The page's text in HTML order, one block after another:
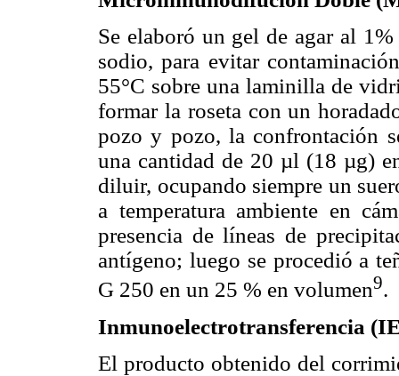
Se elaboró un gel de agar al
sodio, para evitar
55°C sobre una laminilla de
formar la roseta con un
pozo y pozo, la confrontación
una cantidad de 20 µl (18 µg)
diluir, ocupando siempre un
a temperatura ambiente en
presencia de líneas de
antígeno; luego se procedió a
G 250 en un 25 % en volumen9.
Inmunoelectrotransferencia
El producto obtenido del